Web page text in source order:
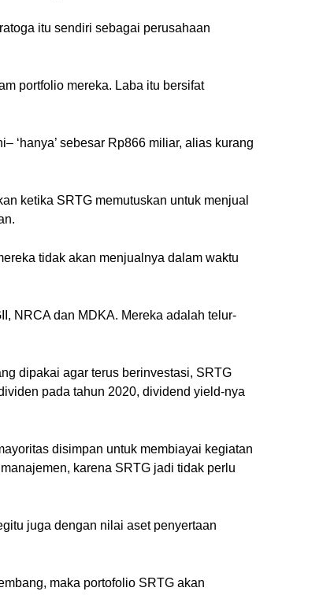
itu sendiri sebagai perusahaan
portfolio mereka. Laba itu bersifat
‘hanya’ sebesar Rp866 miliar, alias kurang
ketika SRTG memutuskan untuk menjual
tidak akan menjualnya dalam waktu
NRCA dan MDKA. Mereka adalah telur-
dipakai agar terus berinvestasi, SRTG
pada tahun 2020, dividend yield-nya
disimpan untuk membiayai kegiatan
karena SRTG jadi tidak perlu
juga dengan nilai aset penyertaan
maka portofolio SRTG akan